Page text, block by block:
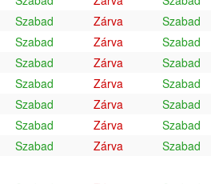
Szabad Zárva
Szabad
Szabad Zárva
Szabad
Szabad Zárva
Szabad
Szabad Zárva
Szabad
Szabad Zárva
Szabad
Szabad Zárva
Szabad
Szabad Zárva
Szabad